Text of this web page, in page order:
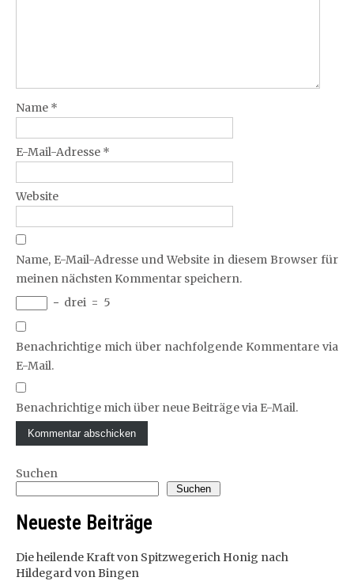
Name *
E-Mail-Adresse *
Website
Name, E-Mail-Adresse und Website in diesem Browser für
meinen nächsten Kommentar speichern.
− drei = 5
Benachrichtige mich über nachfolgende Kommentare via
E-Mail.
Benachrichtige mich über neue Beiträge via E-Mail.
Suchen
Suchen
Neueste Beiträge
Die heilende Kraft von Spitzwegerich Honig nach
Hildegard von Bingen